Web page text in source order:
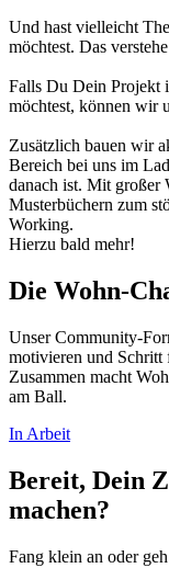
Und hast vielleicht
möchtest. Das
Falls Du Dein Projekt
möchtest, können wir
Zusätzlich bauen wir
Bereich bei uns im
danach ist. Mit großer
Musterbüchern zum
Working.
Hierzu bald mehr!
Die Wohn-
Unser Community-
motivieren und Schritt
Zusammen macht
am Ball.
In Arbeit
Bereit, Dein
machen?
Fang klein an oder